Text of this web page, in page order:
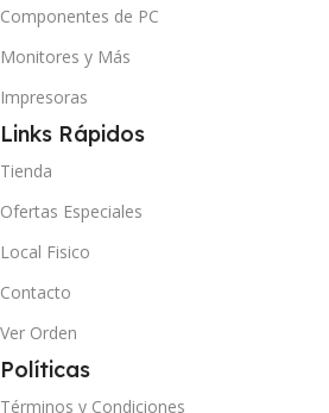
Componentes de PC
Monitores y Más
Impresoras
Links Rápidos
Tienda
Ofertas Especiales
Local Fisico
Contacto
Ver Orden
Políticas
Términos y Condiciones